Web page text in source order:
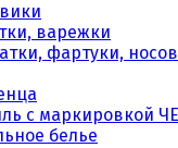
варежки
фартуки,
с маркировкой
белье